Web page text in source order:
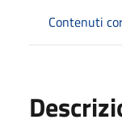
Contenuti